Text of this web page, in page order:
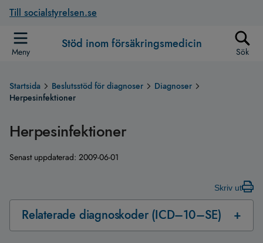
Till socialstyrelsen.se
Meny
Stöd inom försäkringsmedicin
Sök
Startsida Beslutsstöd för diagnoser
Diagnoser
Herpesinfektioner
Herpesinfektioner
Senast uppdaterad: 2009-06-01
Skriv ut
Relaterade diagnoskoder (ICD–10–SE)